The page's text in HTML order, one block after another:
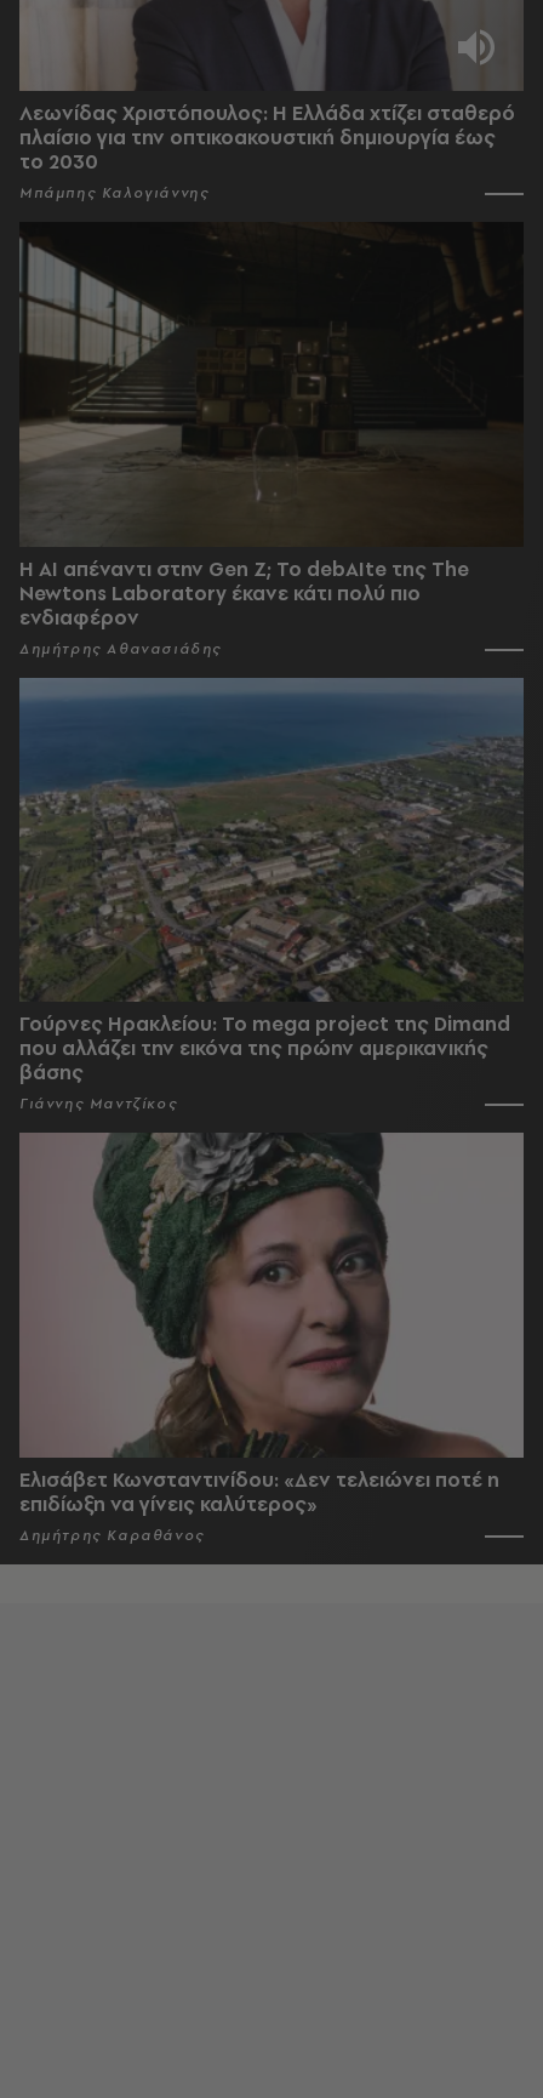
Λεωνίδας Χριστόπουλος: Η Ελλάδα χτίζει σταθερό
πλαίσιο για την οπτικοακουστική δημιουργία έως
το 2030
Μπάμπης Καλογιάννης
Η AI απέναντι στην Gen Z; Το debAIte της The
Newtons Laboratory έκανε κάτι πολύ πιο
ενδιαφέρον
Δημήτρης Αθανασιάδης
Γούρνες Ηρακλείου: To mega project της Dimand
που αλλάζει την εικόνα της πρώην αμερικανικής
βάσης
Γιάννης Μαντζίκος
Ελισάβετ Κωνσταντινίδου: «Δεν τελειώνει ποτέ η
επιδίωξη να γίνεις καλύτερος»
Δημήτρης Καραθάνος